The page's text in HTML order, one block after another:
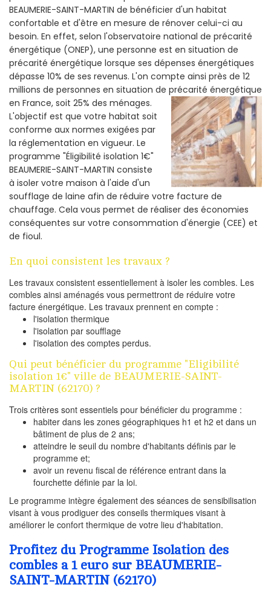
BEAUMERIE-SAINT-MARTIN de bénéficier d'un habitat
confortable et d'être en mesure de rénover celui-ci au
besoin. En effet, selon l'observatoire national de précarité
énergétique (ONEP), une personne est en situation de
précarité énergétique lorsque ses dépenses énergétiques
dépasse 10% de ses revenus. L'on compte ainsi près de 12
millions de personnes en situation de précarité énergétique
en France, soit 25% des ménages.
L'objectif est que votre habitat soit
conforme aux normes exigées par
la réglementation en vigueur. Le
programme "Éligibilité isolation 1€"
BEAUMERIE-SAINT-MARTIN consiste
à isoler votre maison à l'aide d'un
soufflage de laine afin de réduire votre facture de
chauffage. Cela vous permet de réaliser des économies
conséquentes sur votre consommation d'énergie (CEE) et
de fioul.
En quoi consistent les travaux ?
Les travaux consistent essentiellement à isoler les combles. Les
combles ainsi aménagés vous permettront de réduire votre
facture énergétique. Les travaux prennent en compte :
l'isolation thermique
l'isolation par soufflage
l'isolation des comptes perdus.
Qui peut bénéficier du programme "Eligibilité
isolation 1€" ville de BEAUMERIE-SAINT-
MARTIN (62170) ?
Trois critères sont essentiels pour bénéficier du programme :
habiter dans les zones géographiques h1 et h2 et dans un
bâtiment de plus de 2 ans;
atteindre le seuil du nombre d'habitants définis par le
programme et;
avoir un revenu fiscal de référence entrant dans la
fourchette définie par la loi.
Le programme intègre également des séances de sensibilisation
visant à vous prodiguer des conseils thermiques visant à
améliorer le confort thermique de votre lieu d'habitation.
Profitez du Programme Isolation des
combles a 1 euro sur BEAUMERIE-
SAINT-MARTIN (62170)